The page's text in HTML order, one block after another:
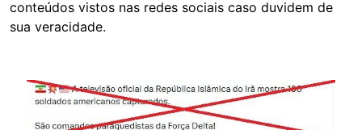
conteúdos vistos nas redes sociais caso duvidem de
sua veracidade.
Image